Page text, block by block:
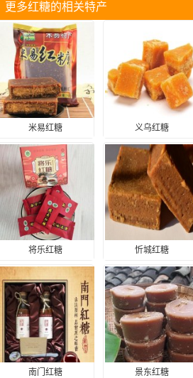
更多红糖的相关特产
米易红糖 义乌红糖
将乐红糖 忻城红糖
南门红糖 景东红糖